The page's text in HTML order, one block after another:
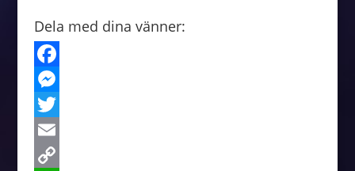
Dela med dina vänner:
F
a
c
e
M
e
s
T
w
E